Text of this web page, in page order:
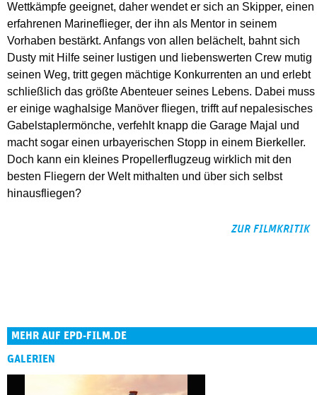
Wettkämpfe geeignet, daher wendet er sich an Skipper, einen
erfahrenen Marineflieger, der ihn als Mentor in seinem
Vorhaben bestärkt. Anfangs von allen belächelt, bahnt sich
Dusty mit Hilfe seiner lustigen und liebenswerten Crew mutig
seinen Weg, tritt gegen mächtige Konkurrenten an und erlebt
schließlich das größte Abenteuer seines Lebens. Dabei muss
er einige waghalsige Manöver fliegen, trifft auf nepalesisches
Gabelstaplermönche, verfehlt knapp die Garage Majal und
macht sogar einen urbayerischen Stopp in einem Bierkeller.
Doch kann ein kleines Propellerflugzeug wirklich mit den
besten Fliegern der Welt mithalten und über sich selbst
hinausfliegen?
ZUR FILMKRITIK
MEHR AUF EPD-FILM.DE
GALERIEN